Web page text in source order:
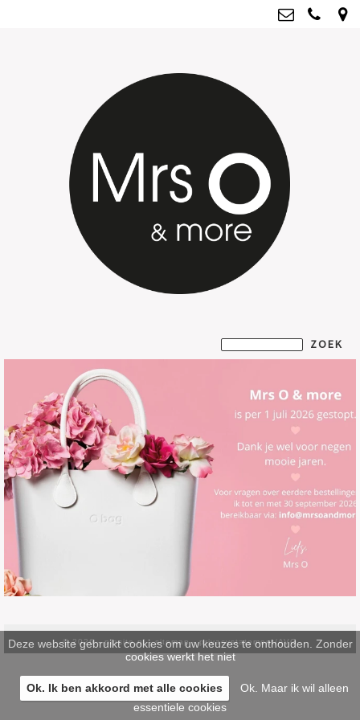
Kvk: Mrs O & more - 67796435
BTWnr: NL001835603B07
© 2026 -pinsite.nl-sitemap-privacystatement/AVG
Deze website gebruikt cookies om uw keuzes te onthouden. Zonder
cookies werkt het niet
Ok. Ik ben akkoord met alle cookies
Ok. Maar ik wil alleen
essentiele cookies